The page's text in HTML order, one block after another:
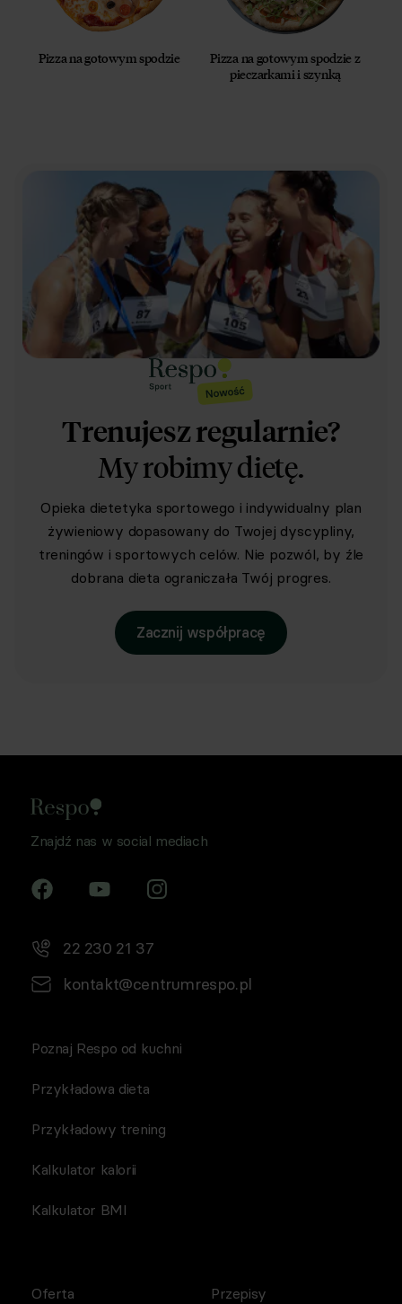
Pizza na gotowym spodzie
Pizza na gotowym spodzie z
pieczarkami i szynką
Trenujesz regularnie?
My robimy dietę.
Opieka dietetyka sportowego i indywidualny plan
żywieniowy dopasowany do Twojej dyscypliny,
treningów i sportowych celów. Nie pozwól, by źle
dobrana dieta ograniczała Twój progres.
Zacznij współpracę
Znajdź nas w social mediach
22 230 21 37
kontakt@centrumrespo.pl
Poznaj Respo od kuchni
Przykładowa dieta
Przykładowy trening
Kalkulator kalorii
Kalkulator BMI
Oferta Przepisy